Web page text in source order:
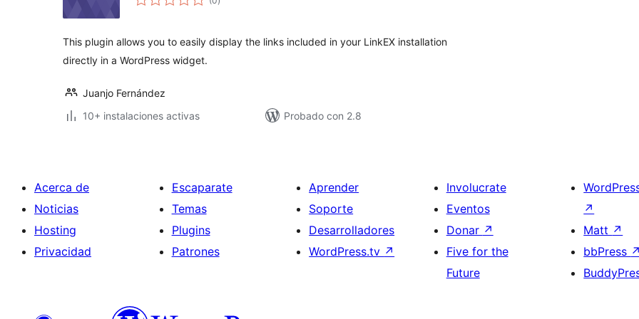
de
This plugin allows you to easily display the links included in your LinkEX installation
directly in a WordPress widget.
Juanjo Fernández
10+ instalaciones activas
Probado con 2.8
Acerca de
Noticias
Hosting
Privacidad
Escaparate
Temas
Plugins
Patrones
Aprender
Soporte
Desarrolladores
WordPress.tv ↗
Involucrate
Eventos
Donar ↗
Five for the
Future
↗
Matt ↗
bbPress ↗